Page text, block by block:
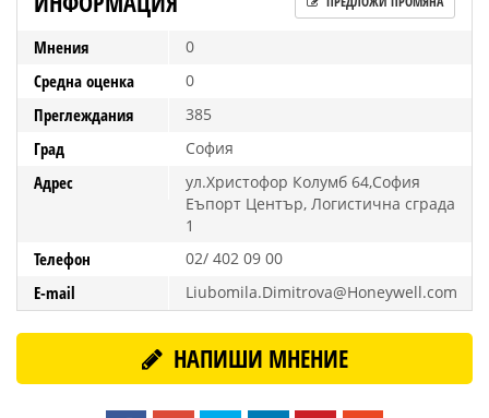
Мнения 0
Средна оценка 0
Преглеждания 385
Град София
Адрес
ул.Христофор Колумб 64,София
Еъпорт Център, Логистична сграда
1
Телефон 02/ 402 09 00
E-mail Liubomila.Dimitrova@Honeywell.com
НАПИШИ МНЕНИЕ